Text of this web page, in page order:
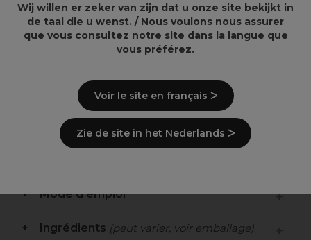
Points clés
Estompeur de couleur pour un gommage en
Rattrape des résultats de couleur non désirés
Respecte la structure naturelle des cheveux
et n’éclaircit pas la couleur naturelle
Sans peroxyde sans persulfate sans parfum
Mode d'emploi
Ingrédients (peut varier, voir emballage)
Wij willen er zeker van zijn dat u onze site bekijkt in
de taal die u wenst. / Nous voulons nous assurer
que vous consultez notre site dans la langue que
vous préférez.
Voir le site en français ᐳ
Zie de site in het Nederlands ᐳ